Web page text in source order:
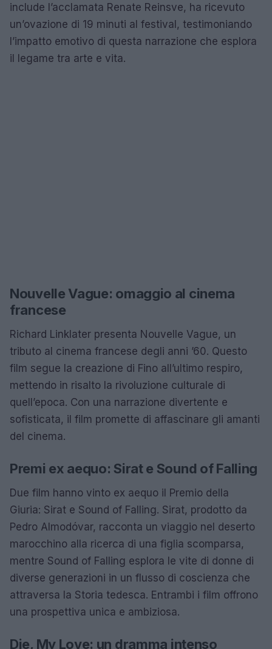
include l’acclamata Renate Reinsve, ha ricevuto
un’ovazione di 19 minuti al festival, testimoniando
l’impatto emotivo di questa narrazione che esplora
il legame tra arte e vita.
Nouvelle Vague: omaggio al cinema
francese
Richard Linklater presenta Nouvelle Vague, un
tributo al cinema francese degli anni ’60. Questo
film segue la creazione di Fino all’ultimo respiro,
mettendo in risalto la rivoluzione culturale di
quell’epoca. Con una narrazione divertente e
sofisticata, il film promette di affascinare gli amanti
del cinema.
Premi ex aequo: Sirat e Sound of Falling
Due film hanno vinto ex aequo il Premio della
Giuria: Sirat e Sound of Falling. Sirat, prodotto da
Pedro Almodóvar, racconta un viaggio nel deserto
marocchino alla ricerca di una figlia scomparsa,
mentre Sound of Falling esplora le vite di donne di
diverse generazioni in un flusso di coscienza che
attraversa la Storia tedesca. Entrambi i film offrono
una prospettiva unica e ambiziosa.
Die, My Love: un dramma intenso